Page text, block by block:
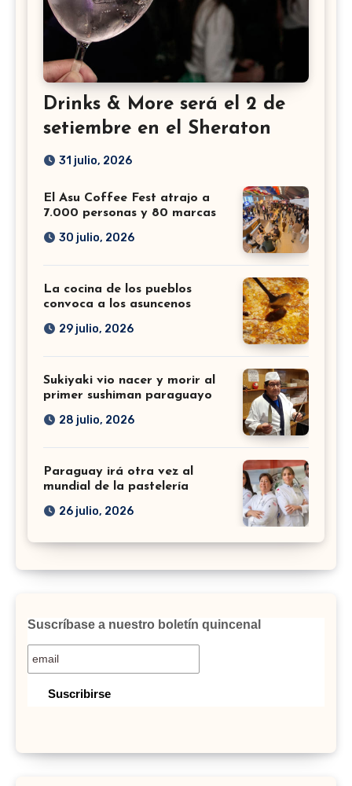
Drinks & More será el 2 de
setiembre en el Sheraton
31 julio, 2026
El Asu Coffee Fest atrajo a
7.000 personas y 80 marcas
30 julio, 2026
La cocina de los pueblos
convoca a los asuncenos
29 julio, 2026
Sukiyaki vio nacer y morir al
primer sushiman paraguayo
28 julio, 2026
Paraguay irá otra vez al
mundial de la pastelería
26 julio, 2026
Suscríbase a nuestro boletín quincenal